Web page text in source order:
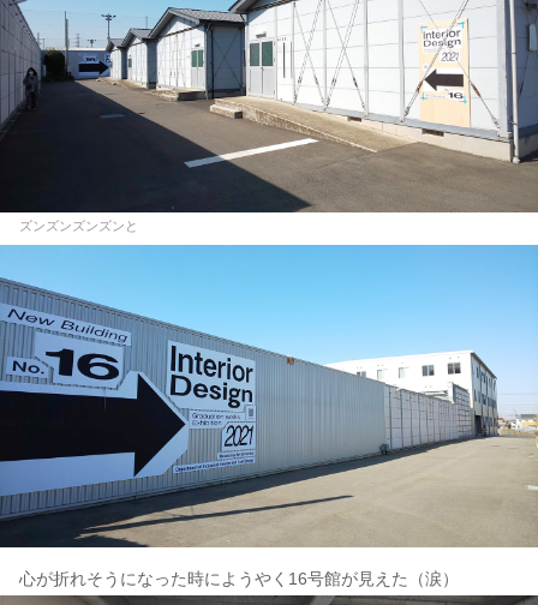
ズンズンズンズンと
心が折れそうになった時にようやく16号館が見えた（涙）